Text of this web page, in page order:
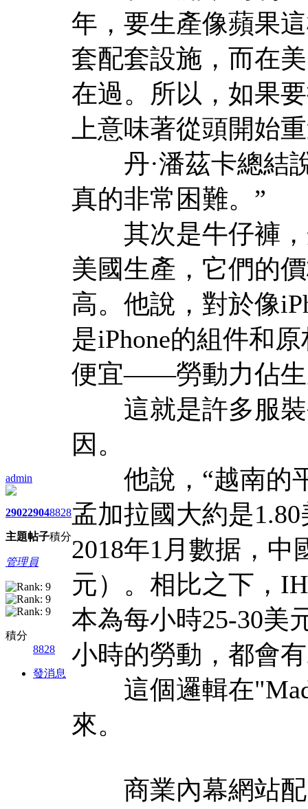
admin
2902
主題
2904
帖子
8828
積分
管理員
積分
8828
發消息
年，要生產像蘋果
套配套設施，而在
在過。所以，如果
上意味著從頭開始
丹·潘茲卡總結說
真的非常困難。”
其次是牛仔褲，
美國生產，它們的
高。他說，對於像
是iPhone的組件和
便宜——勞動力佔生
這就是許多服裝
因。
他說，“越南的平
孟加拉國大約是
2018年1月數据，中
元）。相比之下，
本為每小時25-30美
小時的勞動，都會
這個邏輯在
來。
商業內幕網站配